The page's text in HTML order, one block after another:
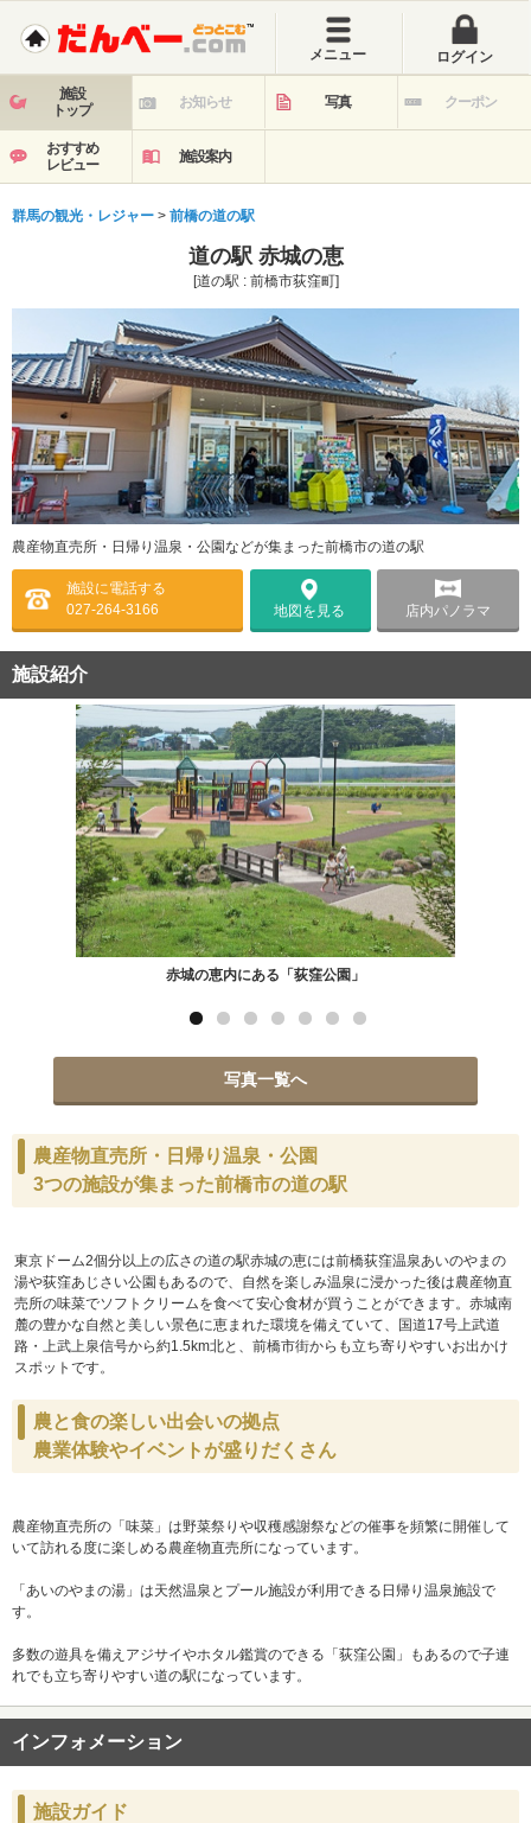
メニュー ログイン
施設
トップ
お知らせ 写真 クーポン
おすすめ
レビュー
施設案内
群馬の観光・レジャー > 前橋の道の駅
道の駅 赤城の恵
[道の駅 : 前橋市荻窪町]
農産物直売所・日帰り温泉・公園などが集まった前橋市の道の駅
施設に電話する
027-264-3166
地図を見る 店内パノラマ
施設紹介
赤城の恵内にある「荻窪公園」
写真一覧へ
農産物直売所・日帰り温泉・公園
3つの施設が集まった前橋市の道の駅
東京ドーム2個分以上の広さの道の駅赤城の恵には前橋荻窪温泉あいのやまの
湯や荻窪あじさい公園もあるので、自然を楽しみ温泉に浸かった後は農産物直
売所の味菜でソフトクリームを食べて安心食材が買うことができます。赤城南
麓の豊かな自然と美しい景色に恵まれた環境を備えていて、国道17号上武道
路・上武上泉信号から約1.5km北と、前橋市街からも立ち寄りやすいお出かけ
スポットです。
農と食の楽しい出会いの拠点
農業体験やイベントが盛りだくさん
農産物直売所の「味菜」は野菜祭りや収穫感謝祭などの催事を頻繁に開催して
いて訪れる度に楽しめる農産物直売所になっています。
「あいのやまの湯」は天然温泉とプール施設が利用できる日帰り温泉施設で
す。
多数の遊具を備えアジサイやホタル鑑賞のできる「荻窪公園」もあるので子連
れでも立ち寄りやすい道の駅になっています。
インフォメーション
施設ガイド